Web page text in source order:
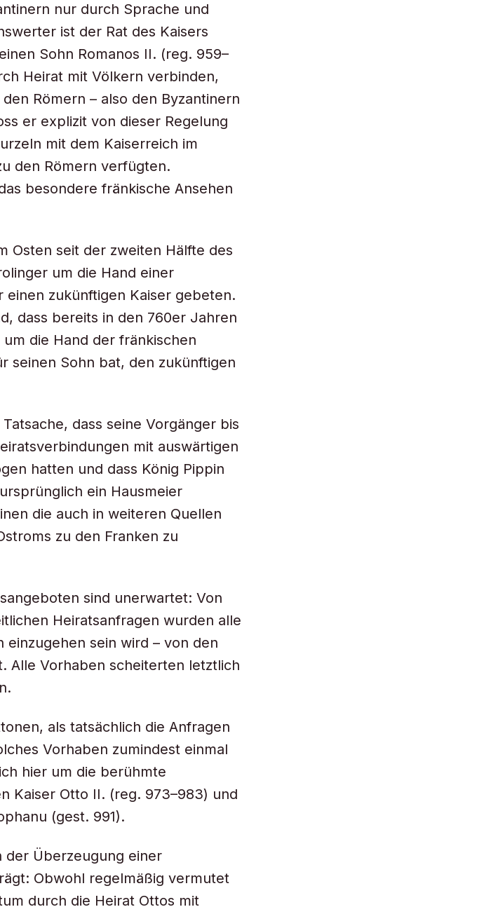
nur durch Sprache und
ist der Rat des Kaisers
Sohn Romanos II. (reg. 959–
Heirat mit Völkern verbinden,
Römern – also den Byzantinern
er explizit von dieser Regelung
mit dem Kaiserreich im
den Römern verfügten.
besondere fränkische Ansehen
Osten seit der zweiten Hälfte des
um die Hand einer
einen zukünftigen Kaiser gebeten.
dass bereits in den 760er Jahren
um die Hand der fränkischen
seinen Sohn bat, den zukünftigen
dass seine Vorgänger bis
mit auswärtigen
hatten und dass König Pippin
ein Hausmeier
die auch in weiteren Quellen
zu den Franken zu
sind unerwartet: Von
Heiratsanfragen wurden alle
einzugehen sein wird – von den
Alle Vorhaben scheiterten letztlich
als tatsächlich die Anfragen
Vorhaben zumindest einmal
hier um die berühmte
Kaiser Otto II. (reg. 973–983) und
(gest. 991).
der Überzeugung einer
Obwohl regelmäßig vermutet
durch die Heirat Ottos mit